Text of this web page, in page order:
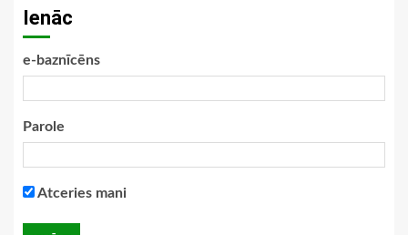
Ienāc
e-baznīcēns
Parole
Atceries mani